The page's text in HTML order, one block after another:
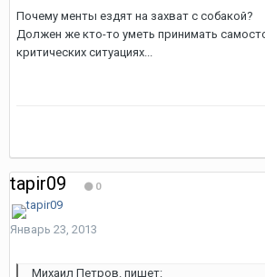
Почему менты ездят на захват с собакой?
Должен же кто-то уметь принимать
критических ситуациях...
tapir09 0
Январь 23, 2013
Михаил Петров. пишет: